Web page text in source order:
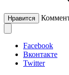
Нравится
Facebook
Вконтакте
Twitter